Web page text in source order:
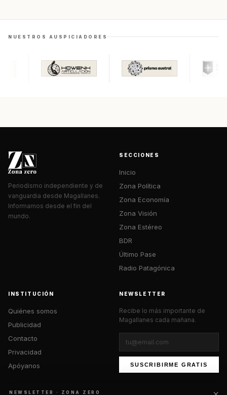
NUESTROS AUSPICIADORES
Periodismo independiente y de
vanguardia desde Magallanes.
Informamos desde el fin del
mundo.
SECCIONES
Inicio
Zona Política
Zona Economía
Zona Visión
Zona Estéreo
BDR
Último Pase
Radio Patagónica
INSTITUCIÓN
Quiénes somos
Publicidad
Contacto
Privacidad
Apóyanos
NEWSLETTER
Recibe lo más importante de
Magallanes cada mañana.
SUSCRIBIRME GRATIS
NEWSLETTER · ZONA ZERO